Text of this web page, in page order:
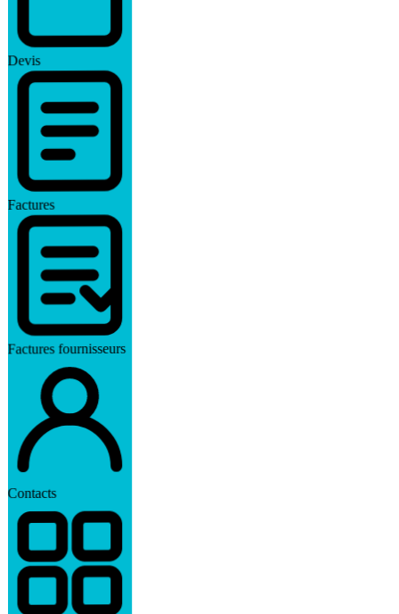
Devis
Factures
Factures fournisseurs
Contacts